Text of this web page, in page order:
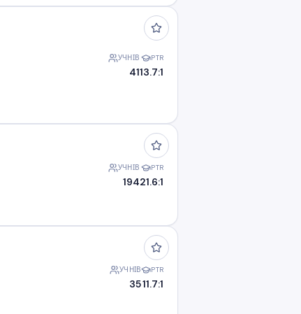
УЧНІВ
41
PTR
13.7:1
УЧНІВ
194
PTR
21.6:1
УЧНІВ
35
PTR
11.7:1